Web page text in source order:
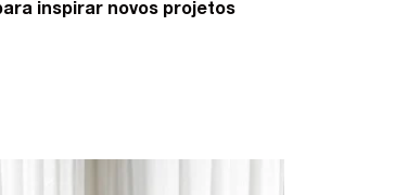
inspirar novos projetos